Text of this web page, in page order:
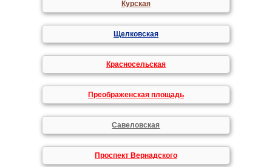
Курская
Щелковская
Красносельская
Преображенская площадь
Савеловская
Проспект Вернадского